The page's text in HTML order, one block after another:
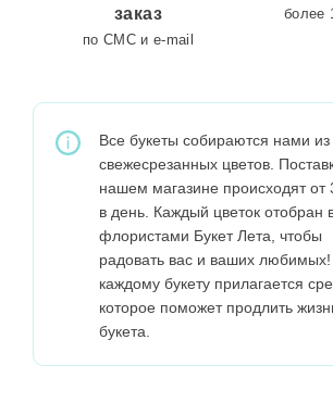
заказ
по СМС и e-mail
более
Все букеты собираются нами из
свежесрезанных цветов.
нашем магазине происходят от
в день. Каждый цветок отобран
флористами Букет Лета, чтобы
радовать вас и ваших
каждому букету прилагается
которое поможет продлить
букета.